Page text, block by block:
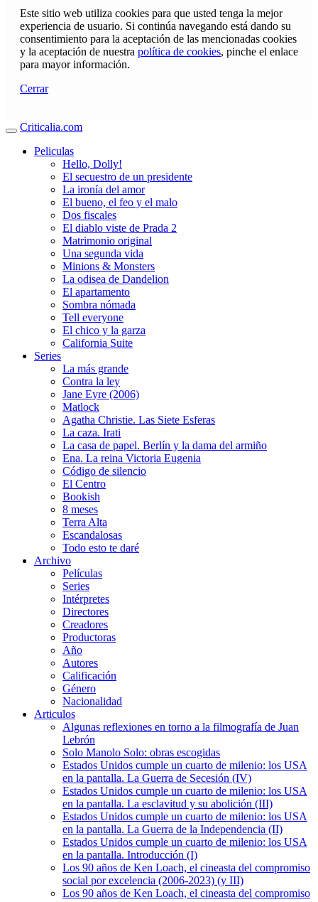
Este sitio web utiliza cookies para que usted tenga la mejor
experiencia de usuario. Si continúa navegando está dando su
consentimiento para la aceptación de las mencionadas cookies
y la aceptación de nuestra política de cookies, pinche el enlace
para mayor información.
Cerrar
Criticalia.com
Peliculas
Hello, Dolly!
El secuestro de un presidente
La ironía del amor
El bueno, el feo y el malo
Dos fiscales
El diablo viste de Prada 2
Matrimonio original
Una segunda vida
Minions & Monsters
La odisea de Dandelion
El apartamento
Sombra nómada
Tell everyone
El chico y la garza
California Suite
Series
La más grande
Contra la ley
Jane Eyre (2006)
Matlock
Agatha Christie. Las Siete Esferas
La caza. Irati
La casa de papel. Berlín y la dama del armiño
Ena. La reina Victoria Eugenia
Código de silencio
El Centro
Bookish
8 meses
Terra Alta
Escandalosas
Todo esto te daré
Archivo
Películas
Series
Intérpretes
Directores
Creadores
Productoras
Año
Autores
Calificación
Género
Nacionalidad
Articulos
Algunas reflexiones en torno a la filmografía de Juan
Lebrón
Solo Manolo Solo: obras escogidas
Estados Unidos cumple un cuarto de milenio: los USA
en la pantalla. La Guerra de Secesión (IV)
Estados Unidos cumple un cuarto de milenio: los USA
en la pantalla. La esclavitud y su abolición (III)
Estados Unidos cumple un cuarto de milenio: los USA
en la pantalla. La Guerra de la Independencia (II)
Estados Unidos cumple un cuarto de milenio: los USA
en la pantalla. Introducción (I)
Los 90 años de Ken Loach, el cineasta del compromiso
social por excelencia (2006-2023) (y III)
Los 90 años de Ken Loach, el cineasta del compromiso